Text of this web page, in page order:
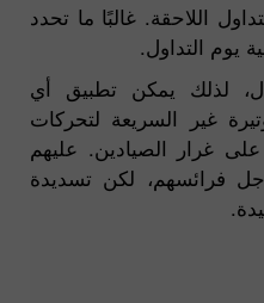
اللاحقة. غالبًا ما تحدد
يوم التداول.
لذلك يمكن تطبيق أي
غير السريعة لتحركات
غرار الصيادين. عليهم
فرائسهم، لكن تسديدة